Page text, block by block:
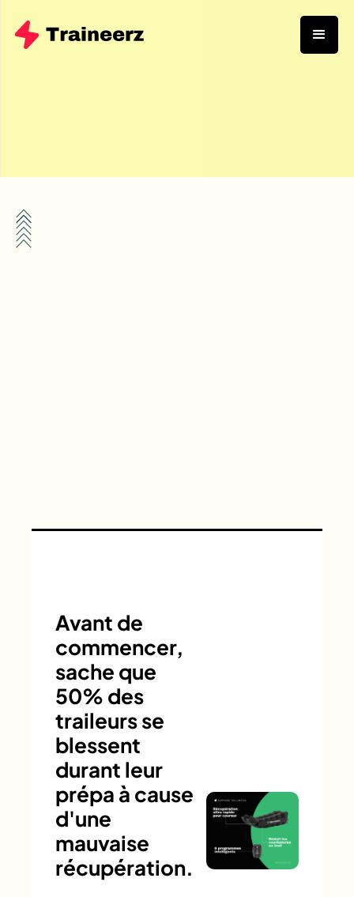
Avant de
commencer,
sache que
50% des
traileurs se
blessent
durant leur
prépa à cause
d'une
mauvaise
récupération.